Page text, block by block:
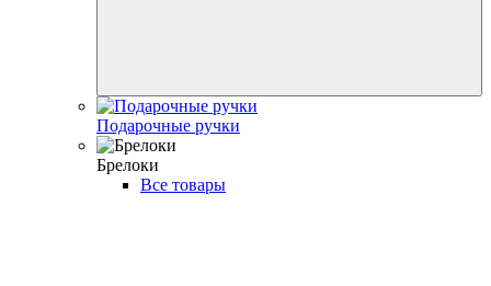
Подарочные ручки
Брелоки
Все товары